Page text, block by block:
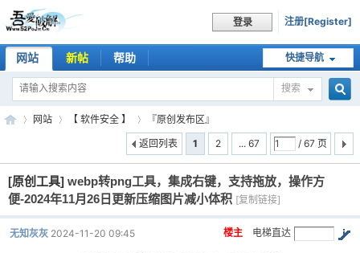
登录 注册[Register]
快捷导航
网站 新帖 帮助
搜索
吾 »
网站
›
【 软件安全 】
›
『原创发布区』
1
2 ... 67 / 67 页
返回列表
[原创工具] webp转png工具，集成右键，支持拖放，操作方
便-2024年11月26日更新压缩图片减小体积 [复制链接]
电梯直达
楼主
无知灰灰 2024-11-20 09:45